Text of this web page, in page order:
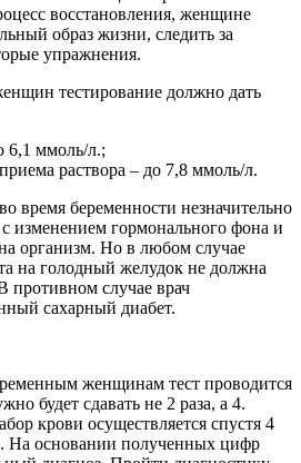
восстановления, женщине
образ жизни, следить за
упражнения.
тестирование должно дать
6,1 ммоль/л.;
раствора – до 7,8 ммоль/л.
время беременности незначительно
изменением гормонального фона и
организм. Но в любом случае
на голодный желудок не должна
случае врач
сахарный диабет.
женщинам тест проводится
будет сдавать не 2 раза, а 4.
крови осуществляется спустя 4
На основании полученных цифр